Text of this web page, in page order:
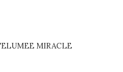
LE TANGO DE LA DEESSE DES